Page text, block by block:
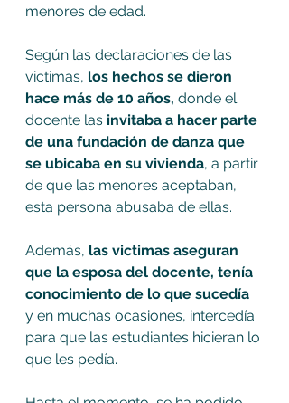
menores de edad.
Según las declaraciones de las
victimas, los hechos se dieron
hace más de 10 años, donde el
docente las invitaba a hacer parte
de una fundación de danza que
se ubicaba en su vivienda, a partir
de que las menores aceptaban,
esta persona abusaba de ellas.
Además, las victimas aseguran
que la esposa del docente, tenía
conocimiento de lo que sucedía
y en muchas ocasiones, intercedía
para que las estudiantes hicieran lo
que les pedía.